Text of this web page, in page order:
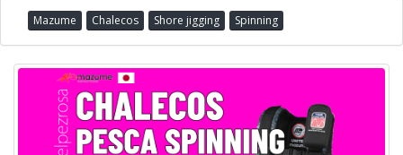
Mazume Chalecos Shore jigging Spinning